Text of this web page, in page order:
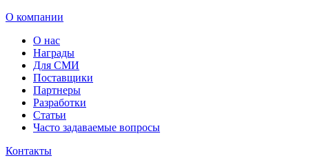
О компании
О нас
Награды
Для СМИ
Поставщики
Партнеры
Разработки
Статьи
Часто задаваемые вопросы
Контакты